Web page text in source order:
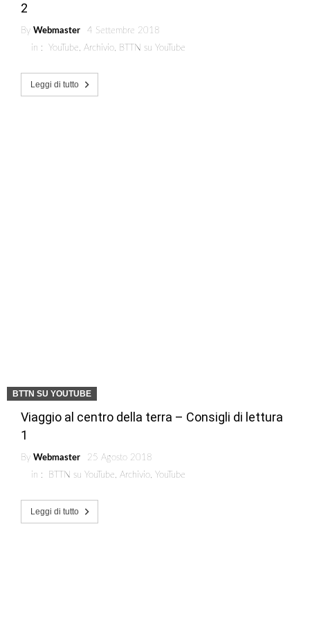
2
By Webmaster
4 Settembre 2018
in : YouTube, Archivio, BTTN su YouTube
Leggi di tutto
BTTN SU YOUTUBE
Viaggio al centro della terra – Consigli di lettura
1
By Webmaster
25 Agosto 2018
in :
BTTN su YouTube, Archivio, YouTube
Leggi di tutto